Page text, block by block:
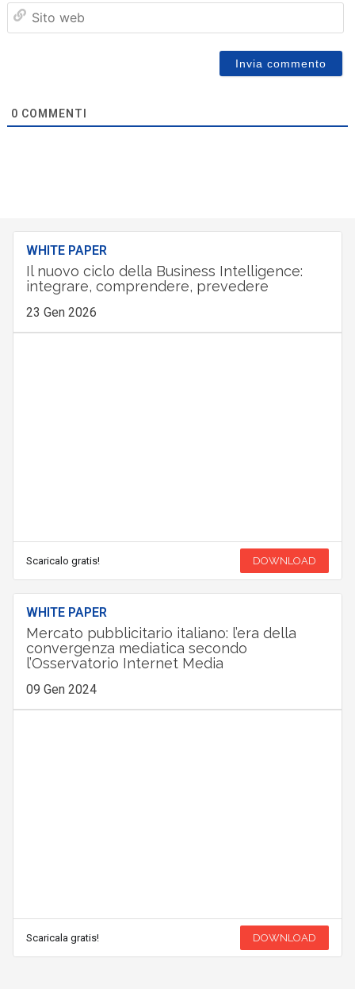
0 COMMENTI
WHITE PAPER
Il nuovo ciclo della Business Intelligence:
integrare, comprendere, prevedere
23 Gen 2026
Scaricalo gratis! DOWNLOAD
WHITE PAPER
Mercato pubblicitario italiano: l’era della
convergenza mediatica secondo
l’Osservatorio Internet Media
09 Gen 2024
Scaricala gratis! DOWNLOAD